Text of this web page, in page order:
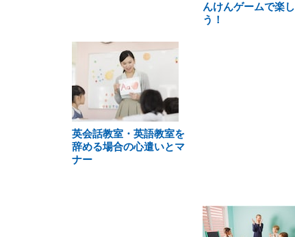
んけんゲームで楽
う！
英会話教室・英語教室を
辞める場合の心遣いとマ
ナー